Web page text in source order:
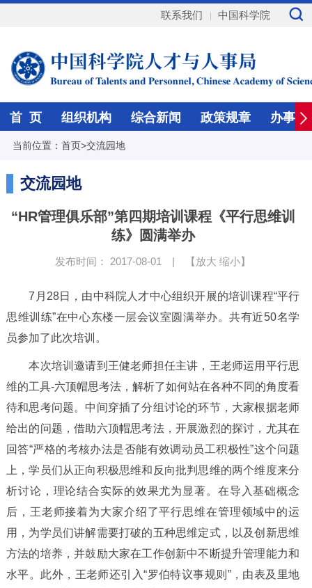
联系我们 中国科学院
首 页 组织机构 综合新闻 政策规章 办事指
当前位置： 首页>交流园地
交流园地
“HR管理俱乐部”第四期培训课程《平行思维训
练》圆满举办
发布时间： 2017-08-01 | 【放大 缩小】
7 月 28日，由中科院人才中心组织开展的培训课程“平行
思维训练”在中心东楼一层会议室圆满举办。共有近50名学
员参加了此次培训。
本次培训邀请到王健老师担任主讲，王老师运用平行思
维的工具-六顶帽思考法，解析了如何站在各种不同的角度看
待和思考问题。中间穿插了分组讨论的环节，大家根据老师
给出的问题，借助六顶帽思考法，开展激烈的探讨，尤其在
回答“严格的考核办法是否能有效调动员工积极性”这个问题
上，学员们从正向积极思维和反向批判思维的两个维度来分
析讨论，理论结合实际的效果尤为显著。在导入基础概念
后，王老师接着为大家介绍了平行思维在管理领域中的运
用，为学员们讲解需要打破的五种思维定式，以及创新思维
方法的培养，并鼓励大家在工作创新中不断提升管理能力和
水平。此外，王老师还引入“罗伯特议事规则 ”，由表及里地